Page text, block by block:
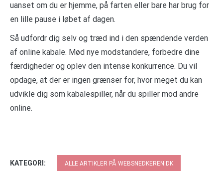
uanset om du er hjemme, på farten eller bare har brug for
en lille pause i løbet af dagen.
Så udfordr dig selv og træd ind i den spændende verden
af online kabale. Mød nye modstandere, forbedre dine
færdigheder og oplev den intense konkurrence. Du vil
opdage, at der er ingen grænser for, hvor meget du kan
udvikle dig som kabalespiller, når du spiller mod andre
online.
KATEGORI: ALLE ARTIKLER PÅ WEBSNEDKEREN.DK